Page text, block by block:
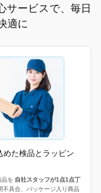
サービスで、毎日
適に
めた検品とラッピン
を 自社スタッフが1点1点丁
不具合、パッケージ入り商品